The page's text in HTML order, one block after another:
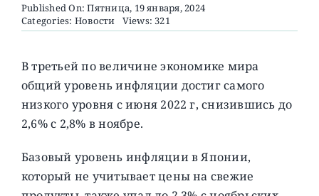
Published On: Пятница, 19 января, 2024
Categories: Новости Views: 321
В третьей по величине экономике мира
общий уровень инфляции достиг самого
низкого уровня с июня 2022 г, снизившись до
2,6% с 2,8% в ноябре.
Базовый уровень инфляции в Японии,
который не учитывает цены на свежие